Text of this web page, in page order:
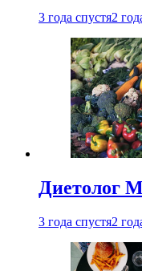
3 года спустя2
Диетолог
3 года спустя2